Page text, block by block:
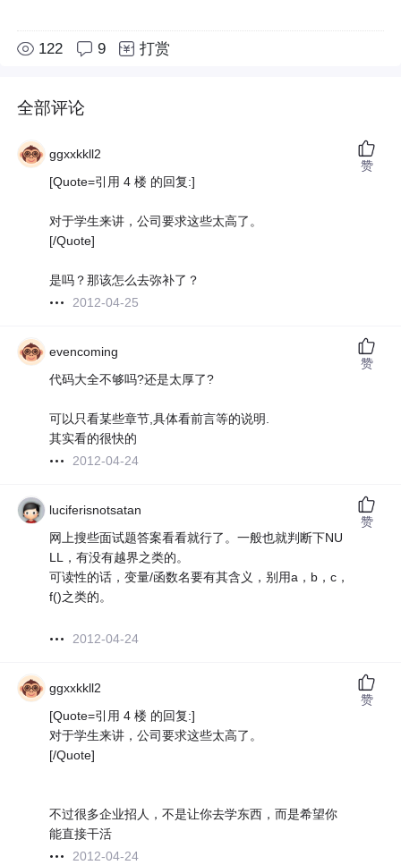
122 9 打赏
全部评论
ggxxkkll2
[Quote=引用 4 楼 的回复:]
对于学生来讲，公司要求这些太高了。
[/Quote]
是吗？那该怎么去弥补了？
2012-04-25
赞
evencoming
代码大全不够吗?还是太厚了?
可以只看某些章节,具体看前言等的说明.
其实看的很快的
2012-04-24
赞
luciferisnotsatan
网上搜些面试题答案看看就行了。一般也就判断下NU
LL，有没有越界之类的。
可读性的话，变量/函数名要有其含义，别用a，b，c，
f()之类的。
2012-04-24
赞
ggxxkkll2
[Quote=引用 4 楼 的回复:]
对于学生来讲，公司要求这些太高了。
[/Quote]
不过很多企业招人，不是让你去学东西，而是希望你
能直接干活
2012-04-24
赞